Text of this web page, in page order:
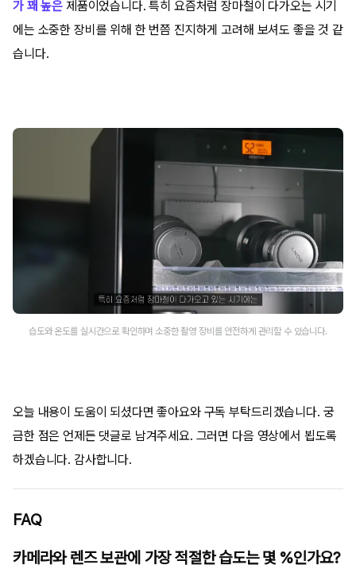
가 꽤 높은 제품이었습니다. 특히 요즘처럼 장마철이 다가오는 시기
에는 소중한 장비를 위해 한 번쯤 진지하게 고려해 보셔도 좋을 것 같
습니다.
습도와 온도를 실시간으로 확인하며 소중한 촬영 장비를 안전하게 관리할 수 있습니다.
오늘 내용이 도움이 되셨다면 좋아요와 구독 부탁드리겠습니다. 궁
금한 점은 언제든 댓글로 남겨주세요. 그러면 다음 영상에서 뵙도록
하겠습니다. 감사합니다.
FAQ
카메라와 렌즈 보관에 가장 적절한 습도는 몇 %인가요?